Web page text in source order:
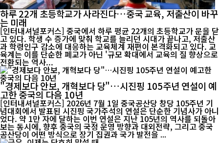
하루 22개 초등학교가 사라진다…중국 교육, 저출산이 바꾸
는 미래
[인터내셔널포커스] 중국에서 하루 평균 22개의 초등학교가 문을 닫
고 있다. 학생 수 증가에 맞춰 학교를 늘리던 시대가 끝나고, 저출산
과 학령인구 감소에 대응하는 교육체계 재편이 본격화되고 있다. 교
육계는 이를 단순한 폐교가 아닌 '규모 확대에서 교육의 질 향상으로
전환되는 역사...
"경제보다 안보, 개혁보다 당"…시진핑 105주년 연설이 예
고한 중국의 다음 10년
[인터내셔널포커스] 2026년 7월 1일 중국공산당 창당 105주년 기
념대회에서 발표된 시진핑 국가주석의 연설은 단순한 기념사가 아니
었다. 약 1만 자에 달하는 이번 연설은 지난 105년의 역사를 되돌아
보는 동시에, 향후 중국의 국정 운영 방향과 대외전략, 그리고 중국
공산당이 어떤 방식으로 장기 집권과 국가 발전을 ...